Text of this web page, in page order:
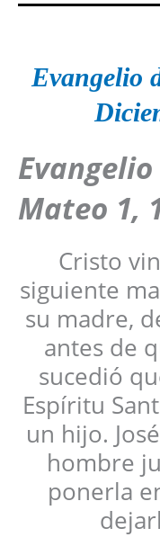
Evangelio
Mateo 1,
Cristo
siguiente
su madre,
antes de
sucedió
Espíritu
un hijo.
hombre
ponerla